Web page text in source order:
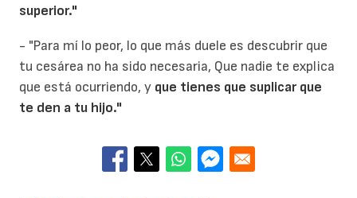
superior."
- "Para mí lo peor, lo que más duele es descubrir que
tu cesárea no ha sido necesaria, Que nadie te explica
que está ocurriendo, y que tienes que suplicar que
te den a tu hijo."